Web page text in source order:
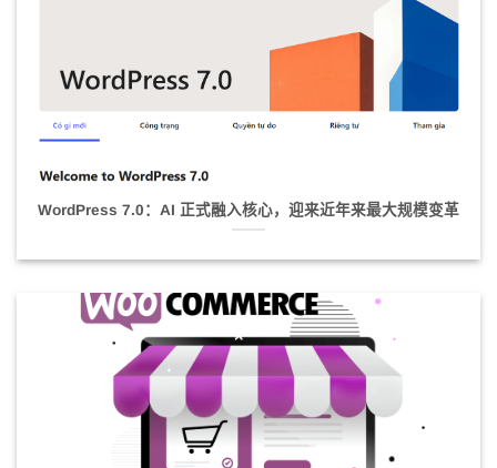
WordPress 7.0：AI 正式融入核心，迎来近年来最大规模变革